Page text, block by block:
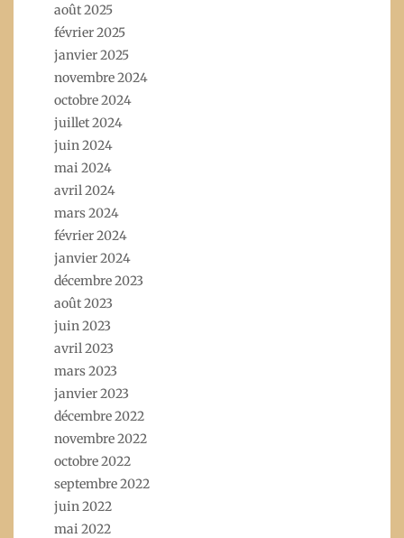
août 2025
février 2025
janvier 2025
novembre 2024
octobre 2024
juillet 2024
juin 2024
mai 2024
avril 2024
mars 2024
février 2024
janvier 2024
décembre 2023
août 2023
juin 2023
avril 2023
mars 2023
janvier 2023
décembre 2022
novembre 2022
octobre 2022
septembre 2022
juin 2022
mai 2022